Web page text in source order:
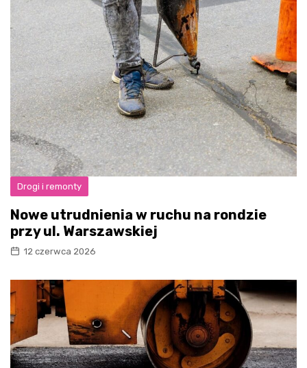
Drogi i remonty
Nowe utrudnienia w ruchu na rondzie
przy ul. Warszawskiej
12 czerwca 2026